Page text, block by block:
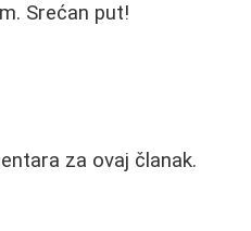
Srećan put!
za ovaj članak.